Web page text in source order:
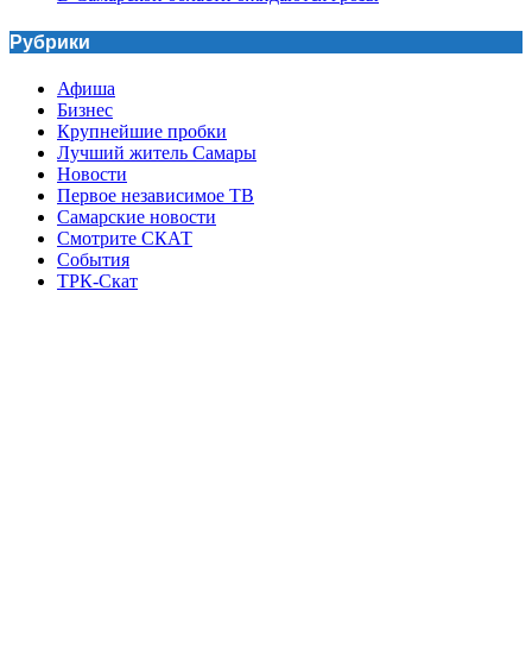
Рубрики
Афиша
Бизнес
Крупнейшие пробки
Лучший житель Самары
Новости
Первое независимое ТВ
Самарские новости
Смотрите СКАТ
События
ТРК-Скат